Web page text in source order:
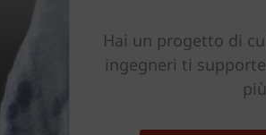
Hai un progetto di
ingegneri ti